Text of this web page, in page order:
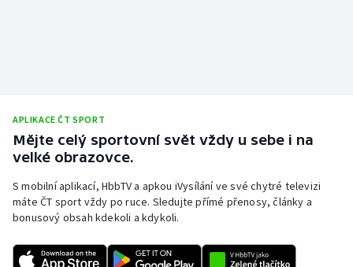
APLIKACE ČT SPORT
Mějte celý sportovní svět vždy u sebe i na
velké obrazovce.
S mobilní aplikací, HbbTV a apkou iVysílání ve své chytré televizi
máte ČT sport vždy po ruce. Sledujte přímé přenosy, články a
bonusový obsah kdekoli a kdykoli.